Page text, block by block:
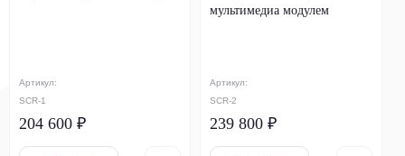
Артикул:
SCR-1
204 600 ₽
Артикул:
SCR-2
мультимедиа модулем
239 800 ₽